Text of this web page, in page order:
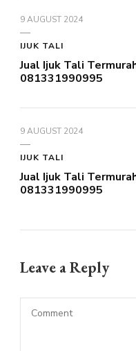
9 AUGUST 2024
IJUK TALI
Jual Ijuk Tali
081331990995
9 AUGUST 2024
IJUK TALI
Jual Ijuk Tali
081331990995
Leave a Reply